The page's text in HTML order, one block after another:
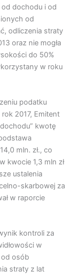
od dochodu i od
od
odliczenia straty
oraz nie mogła
do 50%
w roku
podatku
2017, Emitent
kwotę
mln. zł., co
kwocie 1,3 mln zł
ustalenia
skarbowej za
w raporcie
kontroli za
w
osób
straty z lat